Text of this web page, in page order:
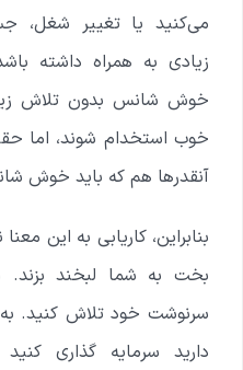
می‌کنید یا تغییر شغل،
زیادی به همراه داشته
خوش شانس بدون تلاش
خوب استخدام شوند، اما
آنقدرها هم که باید خوش
بنابراین، کاریابی به این
بخت به شما لبخند
سرنوشت خود تلاش کنید. به
دارید سرمایه گذاری